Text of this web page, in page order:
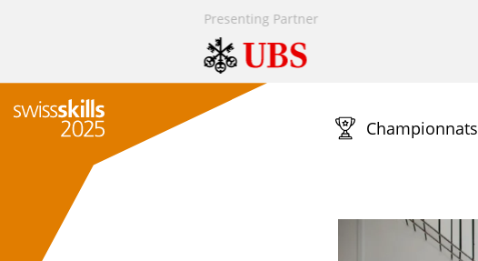
Presenting PartnerTechnology Partner
Championnats